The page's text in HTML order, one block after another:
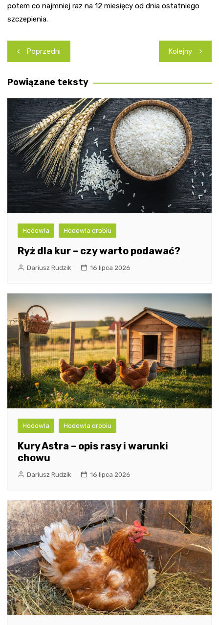
potem co najmniej raz na 12 miesięcy od dnia ostatniego
szczepienia.
Nawigacja
wpisu
Poprzedni Kolejny
Powiązane teksty
Hodowla Hodowla drobiu
Ryż dla kur – czy warto podawać?
Dariusz Rudzik 16 lipca 2026
Hodowla Hodowla drobiu
Kury Astra – opis rasy i warunki
chowu
Dariusz Rudzik 16 lipca 2026